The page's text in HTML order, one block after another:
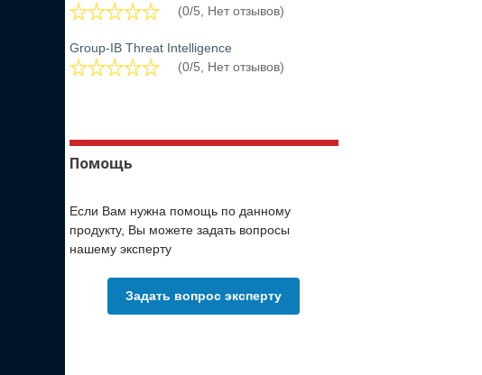
(0/5, Нет отзывов)
Group-IB Threat Intelligence
(0/5, Нет отзывов)
Помощь
Если Вам нужна помощь по данному
продукту, Вы можете задать вопросы
нашему эксперту
Задать вопрос эксперту